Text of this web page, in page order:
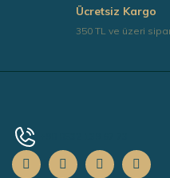
Ücretsiz Kargo
350 TL ve üzeri